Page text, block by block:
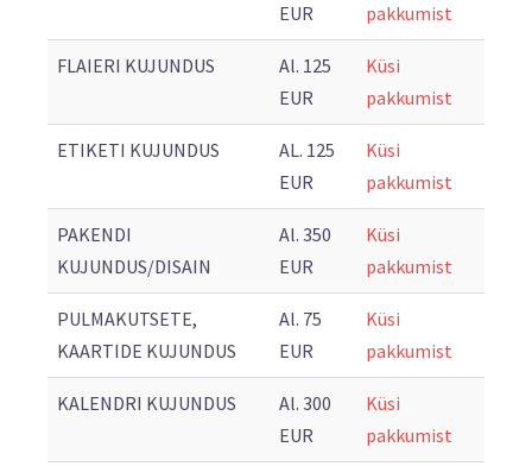
EUR pakkumist
FLAIERI KUJUNDUS
Al. 125
EUR
Küsi
pakkumist
ETIKETI KUJUNDUS
AL. 125
EUR
Küsi
pakkumist
PAKENDI
KUJUNDUS/DISAIN
Al. 350
EUR
Küsi
pakkumist
PULMAKUTSETE,
KAARTIDE KUJUNDUS
Al. 75
EUR
Küsi
pakkumist
KALENDRI KUJUNDUS
Al. 300
EUR
Küsi
pakkumist